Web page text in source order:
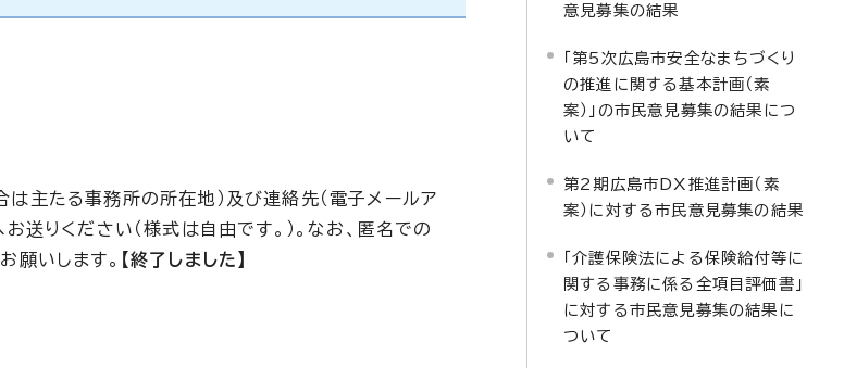
主たる事務所の所在地）及び連絡先（電子メールア
送りください（様式は自由です。）。なお、匿名での
願いします。 【終了しました】
意見募集の結果
「第5次広島市安全なまちづくり
の推進に関する基本計画（素
案）」の市民意見募集の結果につ
いて
第2期広島市DX推進計画（素
案）に対する市民意見募集の結果
「介護保険法による保険給付等に
関する事務に係る全項目評価書」
に対する市民意見募集の結果に
ついて